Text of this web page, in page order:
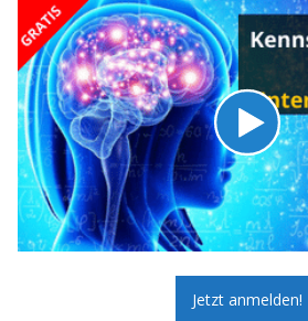
Jetzt anmelden!